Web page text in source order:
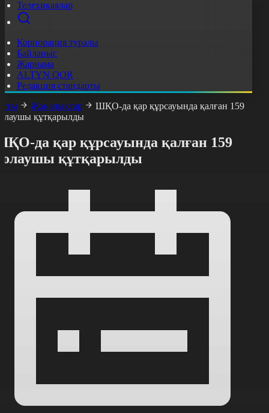
Телехикаялар
Корпорация туралы
Байланыс
Жарнама
ALTYN QOR
Редакция стандарты
Жаңалықтар
ШҚО-да қар құрсауында қалған 159
құтқарылды
да қар құрсауында қалған 159
құтқарылды